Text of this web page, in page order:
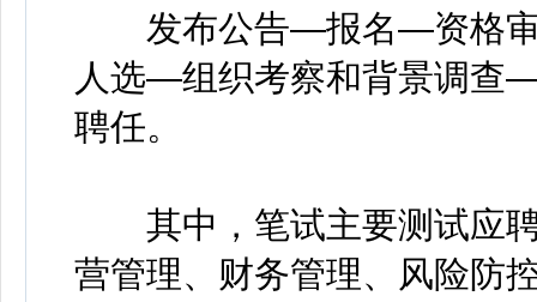
发布公告—报名—资格
人选—组织考察和背景调
聘任。
其中，笔试主要测试应聘
营管理、财务管理、风险防